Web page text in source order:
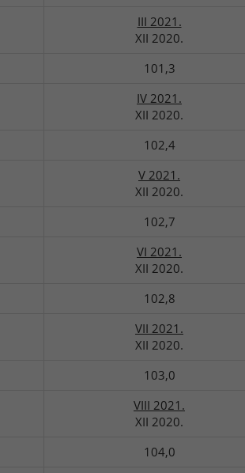
III 2021.
XII 2020.
101,3
IV 2021.
XII 2020.
102,4
V 2021.
XII 2020.
102,7
VI 2021.
XII 2020.
102,8
VII 2021.
XII 2020.
103,0
VIII 2021.
XII 2020.
104,0